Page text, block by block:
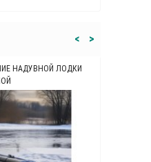
НАДУВНОЙ ЛОДКИ
< >